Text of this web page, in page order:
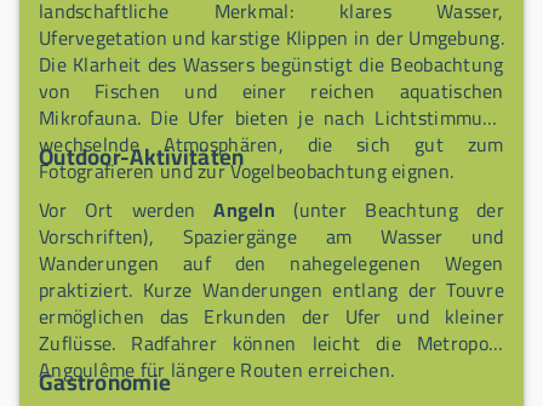
landschaftliche Merkmal: klares Wasser,
Ufervegetation und karstige Klippen in der Umgebung.
Die Klarheit des Wassers begünstigt die Beobachtung
von Fischen und einer reichen aquatischen
Mikrofauna. Die Ufer bieten je nach Lichtstimmung
wechselnde Atmosphären, die sich gut zum
Fotografieren und zur Vogelbeobachtung eignen.
Outdoor-Aktivitäten
Vor Ort werdenAngeln (unter Beachtung der
Vorschriften), Spaziergänge am Wasser und
Wanderungen auf den nahegelegenen Wegen
praktiziert. Kurze Wanderungen entlang der Touvre
ermöglichen das Erkunden der Ufer und kleiner
Zuflüsse. Radfahrer können leicht die Metropole
Angoulême für längere Routen erreichen.
Gastronomie